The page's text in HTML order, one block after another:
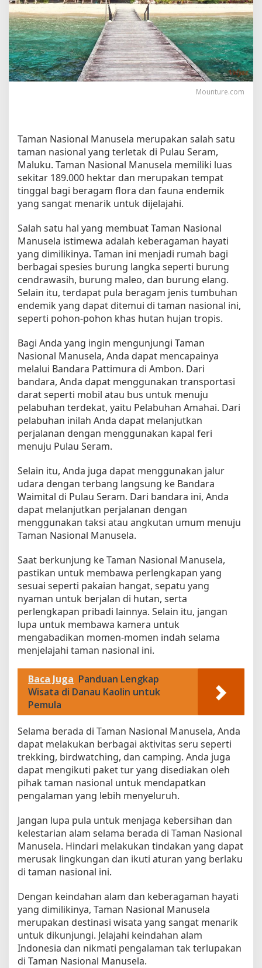
s
a
t
a
d
i
T
N
a
s
i
o
n
a
M
a
s
e
l
a
u
t
u
k
P
e
m
u
l
a
Mounture.com
Taman Nasional Manusela merupakan salah satu
taman nasional yang terletak di Pulau Seram,
Maluku. Taman Nasional Manusela memiliki luas
sekitar 189.000 hektar dan merupakan tempat
tinggal bagi beragam flora dan fauna endemik
yang sangat menarik untuk dijelajahi.
Salah satu hal yang membuat Taman Nasional
Manusela istimewa adalah keberagaman hayati
yang dimilikinya. Taman ini menjadi rumah bagi
berbagai spesies burung langka seperti burung
cendrawasih, burung maleo, dan burung elang.
Selain itu, terdapat pula beragam jenis tumbuhan
endemik yang dapat ditemui di taman nasional ini,
seperti pohon-pohon khas hutan hujan tropis.
Bagi Anda yang ingin mengunjungi Taman
Nasional Manusela, Anda dapat mencapainya
melalui Bandara Pattimura di Ambon. Dari
bandara, Anda dapat menggunakan transportasi
darat seperti mobil atau bus untuk menuju
pelabuhan terdekat, yaitu Pelabuhan Amahai. Dari
pelabuhan inilah Anda dapat melanjutkan
perjalanan dengan menggunakan kapal feri
menuju Pulau Seram.
Selain itu, Anda juga dapat menggunakan jalur
udara dengan terbang langsung ke Bandara
Waimital di Pulau Seram. Dari bandara ini, Anda
dapat melanjutkan perjalanan dengan
menggunakan taksi atau angkutan umum menuju
Taman Nasional Manusela.
Saat berkunjung ke Taman Nasional Manusela,
pastikan untuk membawa perlengkapan yang
sesuai seperti pakaian hangat, sepatu yang
nyaman untuk berjalan di hutan, serta
perlengkapan pribadi lainnya. Selain itu, jangan
lupa untuk membawa kamera untuk
mengabadikan momen-momen indah selama
menjelajahi taman nasional ini.
Baca Juga Panduan Lengkap
Wisata di Danau Kaolin untuk
Pemula
Selama berada di Taman Nasional Manusela, Anda
dapat melakukan berbagai aktivitas seru seperti
trekking, birdwatching, dan camping. Anda juga
dapat mengikuti paket tur yang disediakan oleh
pihak taman nasional untuk mendapatkan
pengalaman yang lebih menyeluruh.
Jangan lupa pula untuk menjaga kebersihan dan
kelestarian alam selama berada di Taman Nasional
Manusela. Hindari melakukan tindakan yang dapat
merusak lingkungan dan ikuti aturan yang berlaku
di taman nasional ini.
Dengan keindahan alam dan keberagaman hayati
yang dimilikinya, Taman Nasional Manusela
merupakan destinasi wisata yang sangat menarik
untuk dikunjungi. Jelajahi keindahan alam
Indonesia dan nikmati pengalaman tak terlupakan
di Taman Nasional Manusela.